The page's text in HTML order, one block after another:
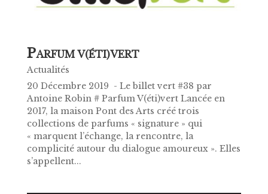
PARFUM V(ÉTI)VERT
Actualités
20 Décembre 2019 - Le billet vert #38 par
Antoine Robin # Parfum V(éti)vert Lancée en
2017, la maison Pont des Arts créé trois
collections de parfums « signature » qui
« marquent l’échange, la rencontre, la
complicité autour du dialogue amoureux ». Elles
s’appellent...